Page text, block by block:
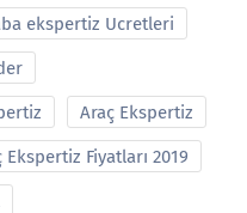
ekspertiz Ucretleri
Araç Ekspertiz
Ekspertiz Fiyatları 2019